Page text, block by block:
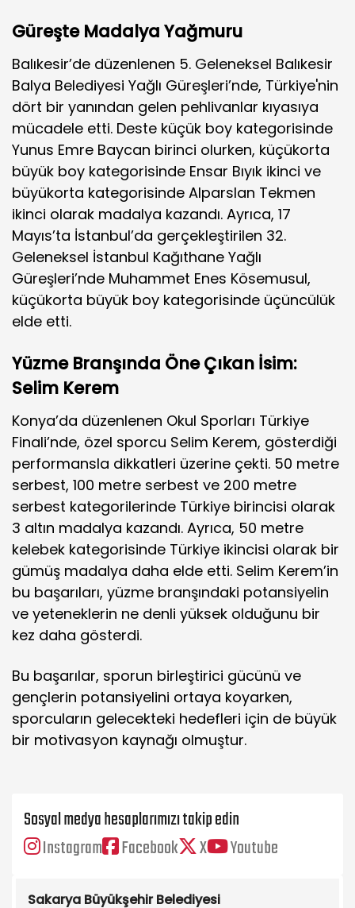
Güreşte Madalya Yağmuru
Balıkesir’de düzenlenen 5. Geleneksel Balıkesir
Balya Belediyesi Yağlı Güreşleri’nde, Türkiye'nin
dört bir yanından gelen pehlivanlar kıyasıya
mücadele etti. Deste küçük boy kategorisinde
Yunus Emre Baycan birinci olurken, küçükorta
büyük boy kategorisinde Ensar Bıyık ikinci ve
büyükorta kategorisinde Alparslan Tekmen
ikinci olarak madalya kazandı. Ayrıca, 17
Mayıs’ta İstanbul’da gerçekleştirilen 32.
Geleneksel İstanbul Kağıthane Yağlı
Güreşleri’nde Muhammet Enes Kösemusul,
küçükorta büyük boy kategorisinde üçüncülük
elde etti.
Yüzme Branşında Öne Çıkan İsim:
Selim Kerem
Konya’da düzenlenen Okul Sporları Türkiye
Finali’nde, özel sporcu Selim Kerem, gösterdiği
performansla dikkatleri üzerine çekti. 50 metre
serbest, 100 metre serbest ve 200 metre
serbest kategorilerinde Türkiye birincisi olarak
3 altın madalya kazandı. Ayrıca, 50 metre
kelebek kategorisinde Türkiye ikincisi olarak bir
gümüş madalya daha elde etti. Selim Kerem’in
bu başarıları, yüzme branşındaki potansiyelin
ve yeteneklerin ne denli yüksek olduğunu bir
kez daha gösterdi.
Bu başarılar, sporun birleştirici gücünü ve
gençlerin potansiyelini ortaya koyarken,
sporcuların gelecekteki hedefleri için de büyük
bir motivasyon kaynağı olmuştur.
Sosyal medya hesaplarımızı takip edin
Instagram
Facebook X Youtube
Sakarya Büyükşehir Belediyesi